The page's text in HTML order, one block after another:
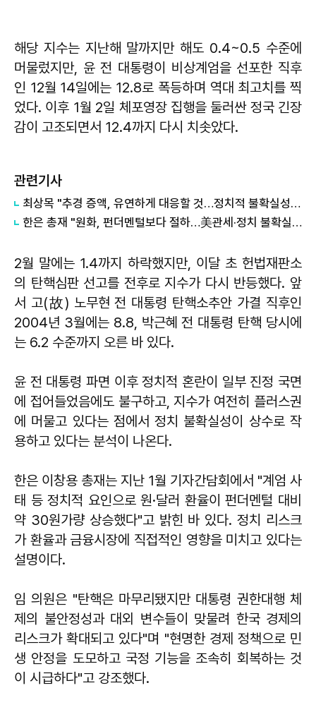
해당 지수는 지난해 말까지만 해도 0.4~0.5 수준에
머물렀지만, 윤 전 대통령이 비상계엄을 선포한 직후
인 12월 14일에는 12.8로 폭등하며 역대 최고치를 찍
었다. 이후 1월 2일 체포영장 집행을 둘러싼 정국 긴장
감이 고조되면서 12.4까지 다시 치솟았다.
관련기사
최상목 "추경 증액, 유연하게 대응할 것…정치적 불확실성 낮아지길"
한은 총재 "원화, 펀더멘털보다 절하…美관세·정치 불확실성 때문"
2월 말에는 1.4까지 하락했지만, 이달 초 헌법재판소
의 탄핵심판 선고를 전후로 지수가 다시 반등했다. 앞
서 고(故) 노무현 전 대통령 탄핵소추안 가결 직후인
2004년 3월에는 8.8, 박근혜 전 대통령 탄핵 당시에
는 6.2 수준까지 오른 바 있다.
윤 전 대통령 파면 이후 정치적 혼란이 일부 진정 국면
에 접어들었음에도 불구하고, 지수가 여전히 플러스권
에 머물고 있다는 점에서 정치 불확실성이 상수로 작
용하고 있다는 분석이 나온다.
한은 이창용 총재는 지난 1월 기자간담회에서 "계엄 사
태 등 정치적 요인으로 원·달러 환율이 펀더멘털 대비
약 30원가량 상승했다"고 밝힌 바 있다. 정치 리스크
가 환율과 금융시장에 직접적인 영향을 미치고 있다는
설명이다.
임 의원은 "탄핵은 마무리됐지만 대통령 권한대행 체
제의 불안정성과 대외 변수들이 맞물려 한국 경제의
리스크가 확대되고 있다"며 "현명한 경제 정책으로 민
생 안정을 도모하고 국정 기능을 조속히 회복하는 것
이 시급하다"고 강조했다.